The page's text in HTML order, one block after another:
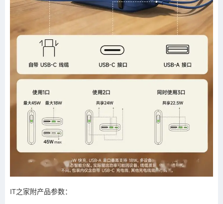
IT之家附产品参数：